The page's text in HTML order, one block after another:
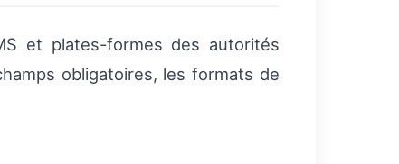
et plates-formes des autorités
obligatoires, les formats de